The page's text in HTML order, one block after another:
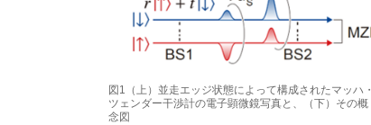
図1（上）並走エッジ状態によって構成されたマッハ・
ツェンダー干渉計の電子顕微鏡写真と、（下）その概
念図